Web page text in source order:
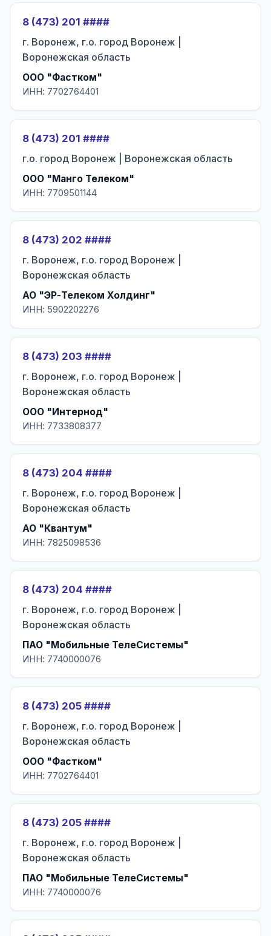
8 (473) 201 ####
г. Воронеж, г.о. город Воронеж |
Воронежская область
ООО "Фастком"
ИНН: 7702764401
8 (473) 201 ####
г.о. город Воронеж | Воронежская область
ООО "Манго Телеком"
ИНН: 7709501144
8 (473) 202 ####
г. Воронеж, г.о. город Воронеж |
Воронежская область
АО "ЭР-Телеком Холдинг"
ИНН: 5902202276
8 (473) 203 ####
г. Воронеж, г.о. город Воронеж |
Воронежская область
ООО "Интернод"
ИНН: 7733808377
8 (473) 204 ####
г. Воронеж, г.о. город Воронеж |
Воронежская область
АО "Квантум"
ИНН: 7825098536
8 (473) 204 ####
г. Воронеж, г.о. город Воронеж |
Воронежская область
ПАО "Мобильные ТелеСистемы"
ИНН: 7740000076
8 (473) 205 ####
г. Воронеж, г.о. город Воронеж |
Воронежская область
ООО "Фастком"
ИНН: 7702764401
8 (473) 205 ####
г. Воронеж, г.о. город Воронеж |
Воронежская область
ПАО "Мобильные ТелеСистемы"
ИНН: 7740000076